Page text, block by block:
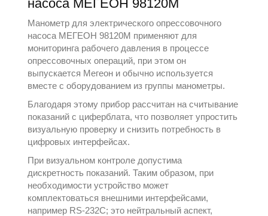
насоса МЕГЕОН 98120М
Манометр для электрического опрессовочного
насоса МЕГЕОН 98120М применяют для
мониторинга рабочего давления в процессе
опрессовочных операций, при этом он
выпускается Мегеон и обычно используется
вместе с оборудованием из группы манометры.
Благодаря этому прибор рассчитан на считывание
показаний с циферблата, что позволяет упростить
визуальную проверку и снизить потребность в
цифровых интерфейсах.
При визуальном контроле допустима
дискретность показаний. Таким образом, при
необходимости устройство может
комплектоваться внешними интерфейсами,
например RS-232C; это нейтральный аспект,